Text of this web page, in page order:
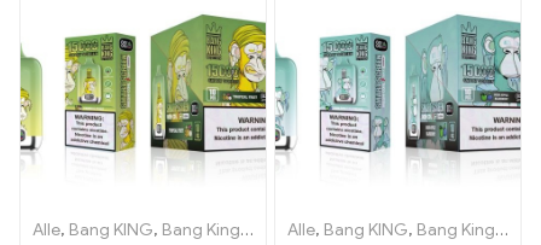
Alle, Bang KING, Bang King Smart Screen 15000 Puff ,Einweg-E-
Alle, Bang KING, Bang King Smart Screen 15000 Puff